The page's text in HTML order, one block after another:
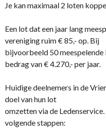
Je kan maximaal 2 loten
Een lot dat een jaar lang
vereniging ruim € 85,- op. Bij
bijvoorbeeld 50
bedrag van € 4.270,- per jaar.
Huidige deelnemers in de
doel van hun lot
omzetten via de
volgende stappen: